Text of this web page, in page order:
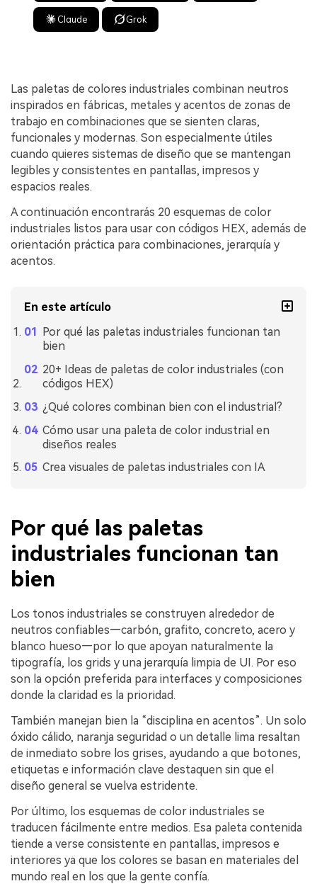
Claude Grok
Las paletas de colores industriales combinan neutros
inspirados en fábricas, metales y acentos de zonas de
trabajo en combinaciones que se sienten claras,
funcionales y modernas. Son especialmente útiles
cuando quieres sistemas de diseño que se mantengan
legibles y consistentes en pantallas, impresos y
espacios reales.
A continuación encontrarás 20 esquemas de color
industriales listos para usar con códigos HEX, además de
orientación práctica para combinaciones, jerarquía y
acentos.
En este artículo
Por qué las paletas industriales funcionan tan
bien
20+ Ideas de paletas de color industriales (con
códigos HEX)
¿Qué colores combinan bien con el industrial?
Cómo usar una paleta de color industrial en
diseños reales
Crea visuales de paletas industriales con IA
Por qué las paletas
industriales funcionan tan
bien
Los tonos industriales se construyen alrededor de
neutros confiables—carbón, grafito, concreto, acero y
blanco hueso—por lo que apoyan naturalmente la
tipografía, los grids y una jerarquía limpia de UI. Por eso
son la opción preferida para interfaces y composiciones
donde la claridad es la prioridad.
También manejan bien la “disciplina en acentos”. Un solo
óxido cálido, naranja seguridad o un detalle lima resaltan
de inmediato sobre los grises, ayudando a que botones,
etiquetas e información clave destaquen sin que el
diseño general se vuelva estridente.
Por último, los esquemas de color industriales se
traducen fácilmente entre medios. Esa paleta contenida
tiende a verse consistente en pantallas, impresos e
interiores ya que los colores se basan en materiales del
mundo real en los que la gente confía.